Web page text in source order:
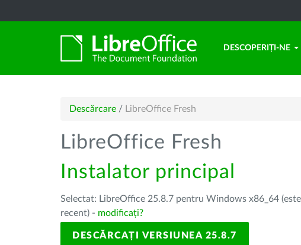
DESCOPERIȚI-NE
Descărcare / LibreOffice Fresh
LibreOffice Fresh
Instalator principal
Selectat: LibreOffice 25.8.7 pentru Windows x86_64
recent) - modificați?
DESCĂRCAȚI VERSIUNEA 25.8.7